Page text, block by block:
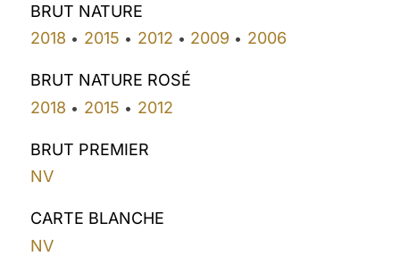
BRUT NATURE
2018 • 2015 • 2012 • 2009 • 2006
BRUT NATURE ROSÉ
2018 • 2015 • 2012
BRUT PREMIER
NV
CARTE BLANCHE
NV